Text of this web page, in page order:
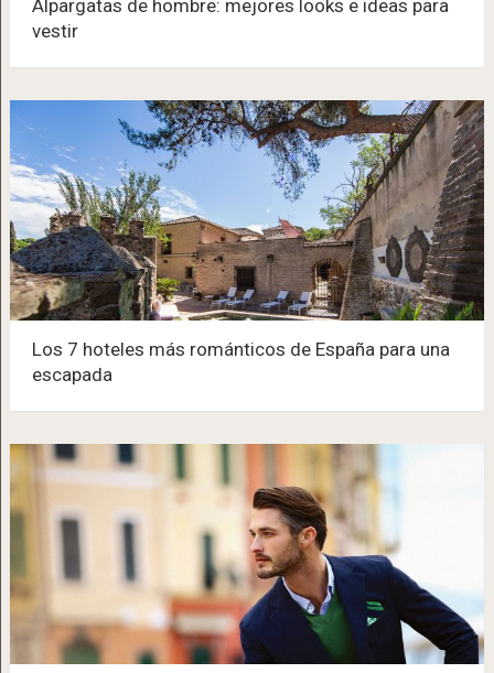
Alpargatas de hombre: mejores looks e ideas para
vestir
Los 7 hoteles más románticos de España para una
escapada